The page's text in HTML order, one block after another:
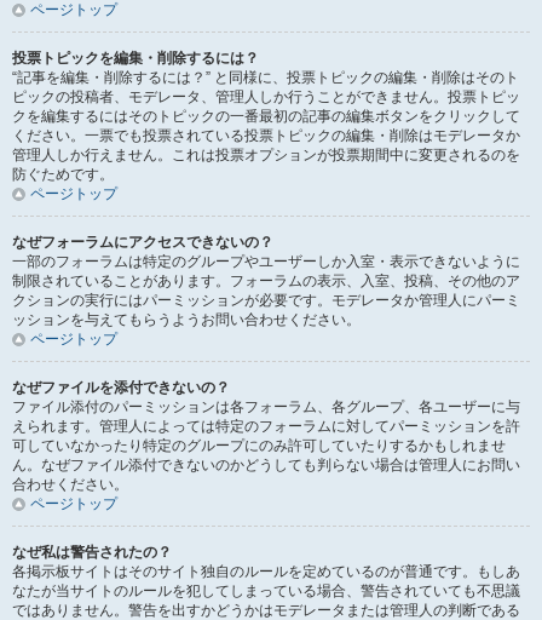
ページトップ
投票トピックを編集・削除するには？
“記事を編集・削除するには？” と同様に、投票トピックの編集・削除はそのト
ピックの投稿者、モデレータ、管理人しか行うことができません。投票トピッ
クを編集するにはそのトピックの一番最初の記事の編集ボタンをクリックして
ください。一票でも投票されている投票トピックの編集・削除はモデレータか
管理人しか行えません。これは投票オプションが投票期間中に変更されるのを
防ぐためです。
ページトップ
なぜフォーラムにアクセスできないの？
一部のフォーラムは特定のグループやユーザーしか入室・表示できないように
制限されていることがあります。フォーラムの表示、入室、投稿、その他のア
クションの実行にはパーミッションが必要です。モデレータか管理人にパーミ
ッションを与えてもらうようお問い合わせください。
ページトップ
なぜファイルを添付できないの？
ファイル添付のパーミッションは各フォーラム、各グループ、各ユーザーに与
えられます。管理人によっては特定のフォーラムに対してパーミッションを許
可していなかったり特定のグループにのみ許可していたりするかもしれませ
ん。なぜファイル添付できないのかどうしても判らない場合は管理人にお問い
合わせください。
ページトップ
なぜ私は警告されたの？
各掲示板サイトはそのサイト独自のルールを定めているのが普通です。もしあ
なたが当サイトのルールを犯してしまっている場合、警告されていても不思議
ではありません。警告を出すかどうかはモデレータまたは管理人の判断である